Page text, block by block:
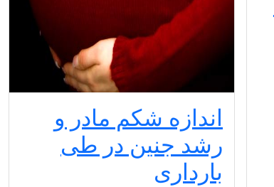
اندازه شکم مادر و
رشد جنین در طی
بارداری